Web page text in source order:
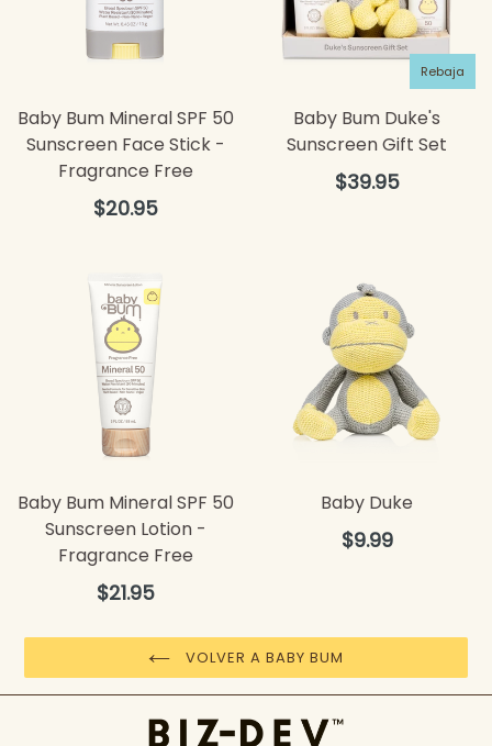
Baby Bum Mineral SPF 50
Sunscreen Face Stick -
Fragrance Free
Precio
$20.95
Rebaja
Baby Bum Duke's
Sunscreen Gift Set
Precio
$39.95
Baby Bum Mineral SPF 50
Sunscreen Lotion -
Fragrance Free
Precio
$21.95
Baby Duke
Precio
$9.99
VOLVER A BABY BUM